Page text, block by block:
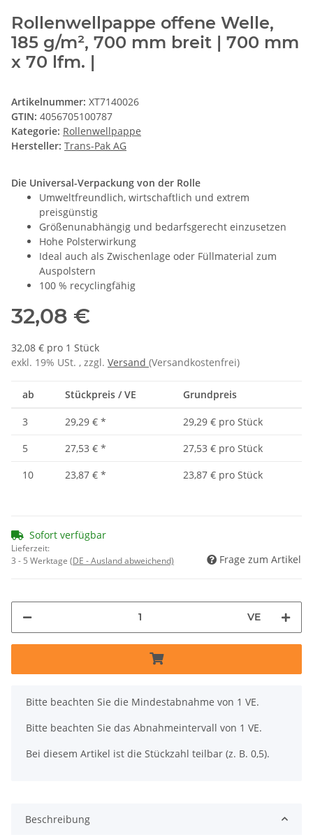
Rollenwellpappe offene Welle,
185 g/m², 700 mm breit | 700 mm
x 70 lfm. |
Artikelnummer: XT7140026
GTIN: 4056705100787
Kategorie: Rollenwellpappe
Hersteller: Trans-Pak AG
Die Universal-Verpackung von der Rolle
Umweltfreundlich, wirtschaftlich und extrem
preisgünstig
Größenunabhängig und bedarfsgerecht einzusetzen
Hohe Polsterwirkung
Ideal auch als Zwischenlage oder Füllmaterial zum
Auspolstern
100 % recyclingfähig
32,08 €
32,08 € pro 1 Stück
exkl. 19% USt. , zzgl. Versand (Versandkostenfrei)
ab Stückpreis / VE Grundpreis
3 29,29 € *
29,29 € pro Stück
5
27,53 € *
27,53 € pro Stück
10
23,87 € * 23,87 € pro Stück
Sofort verfügbar
Lieferzeit:
3 - 5 Werktage (DE - Ausland abweichend) Frage zum Artikel
VE
x
Bitte beachten Sie die Mindestabnahme von 1 VE.
Bitte beachten Sie das Abnahmeintervall von 1 VE.
Bei diesem Artikel ist die Stückzahl teilbar (z. B. 0,5).
Beschreibung